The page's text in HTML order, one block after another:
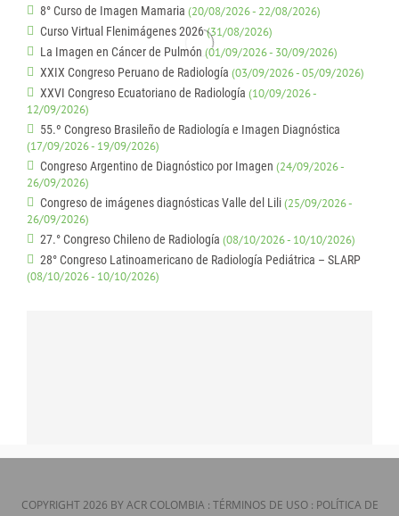
8° Curso de Imagen Mamaria (20/08/2026 - 22/08/2026)
Curso Virtual Flenimágenes 2026(31/08/2026)
La Imagen en Cáncer de Pulmón (01/09/2026 - 30/09/2026)
XXIX Congreso Peruano de Radiología (03/09/2026 - 05/09/2026)
XXVI Congreso Ecuatoriano de Radiología (10/09/2026 -
12/09/2026)
55.º Congreso Brasileño de Radiología e Imagen Diagnóstica
(17/09/2026 - 19/09/2026)
Congreso Argentino de Diagnóstico por Imagen (24/09/2026 -
26/09/2026)
Congreso de imágenes diagnósticas Valle del Lili(25/09/2026 -
26/09/2026)
27.° Congreso Chileno de Radiología (08/10/2026 - 10/10/2026)
28° Congreso Latinoamericano de Radiología Pediátrica – SLARP
(08/10/2026 - 10/10/2026)
COPYRIGHT 2026 BY ACR COLOMBIA: TÉRMINOS DE USO: POLÍTICA DE